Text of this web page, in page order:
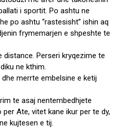
i sportit. Po ashtu ne
po ashtu “rastesisht” ishin aq
frymemarjen e shpeshte te
distance. Perseri kryqezime te
ne kthim.
merrte embelsine e ketij
te asaj nentembedhjete
Ate, vitet kane ikur per te dy,
kujtesen e tij.